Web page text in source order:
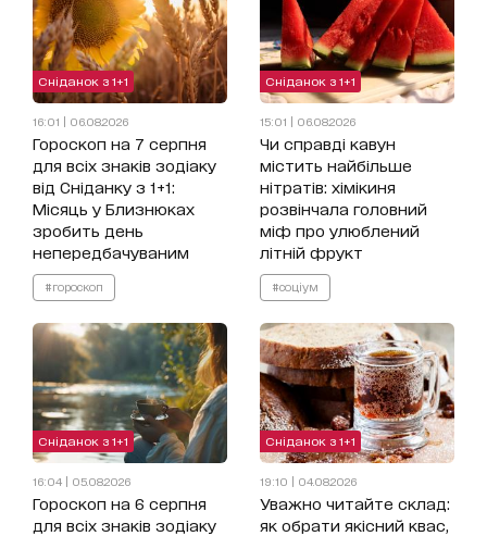
Сніданок з 1+1
16:01 | 06.08.2026
Гороскоп на 7 серпня
для всіх знаків зодіаку
від Сніданку з 1+1:
Місяць у Близнюках
зробить день
непередбачуваним
#гороскоп
Сніданок з 1+1
15:01 | 06.08.2026
Чи справді кавун
містить найбільше
нітратів: хімікиня
розвінчала головний
міф про улюблений
літній фрукт
#соціум
Сніданок з 1+1
16:04 | 05.08.2026
Гороскоп на 6 серпня
для всіх знаків зодіаку
Сніданок з 1+1
19:10 | 04.08.2026
Уважно читайте склад:
як обрати якісний квас,